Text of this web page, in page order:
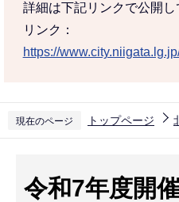
詳細は下記リンクで公開し
リンク：
https://
現在のページ トップページ
令和7年度開